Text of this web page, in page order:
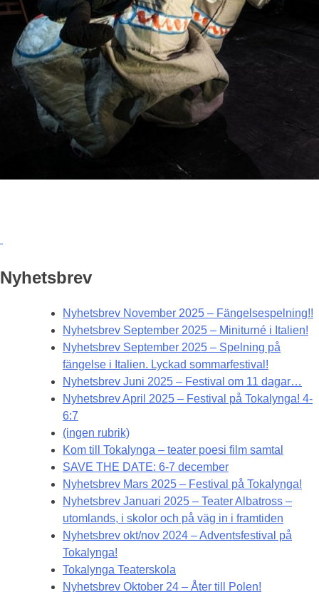
Nyhetsbrev
Nyhetsbrev November 2025 – Fängelsespelning!!
Nyhetsbrev September 2025 – Miniturné i Italien!
Nyhetsbrev September 2025 – Spelning på
fängelse i Italien. Lyckad sommarfestival!
Nyhetsbrev Juni 2025 – Festival om 11 dagar…
Nyhetsbrev April 2025 – Festival på Tokalynga! 4-
6:7
(ingen rubrik)
Kom till Tokalynga – teater poesi film samtal
SAVE THE DATE: 6-7 december
Nyhetsbrev Mars 2025 – Festival på Tokalynga!
Nyhetsbrev Januari 2025 – Teater Albatross –
utomlands, i skolor och på väg in i framtiden
Nyhetsbrev okt/nov 2024 – Adventsfestival på
Tokalynga!
Tokalynga Teaterskola
Nyhetsbrev Oktober 24 – Åter till Polen!